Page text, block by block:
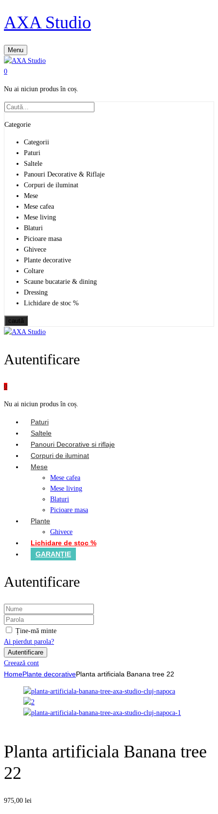
AXA Studio
Menu
0
Nu ai niciun produs în coș.
Categorie
Categorii
Paturi
Saltele
Panouri Decorative & Riflaje
Corpuri de iluminat
Mese
Mese cafea
Mese living
Blaturi
Picioare masa
Ghivece
Plante decorative
Coltare
Scaune bucatarie & dining
Dressing
Lichidare de stoc %
caută
Autentificare
0
Nu ai niciun produs în coș.
Paturi
Saltele
Panouri Decorative si riflaje
Corpuri de iluminat
Mese
Mese cafea
Mese living
Blaturi
Picioare masa
Plante
Ghivece
Lichidare de stoc %
GARANȚIE
Autentificare
Ține-mă minte
Ai pierdut parola?
Creează cont
HomePlante decorativePlanta artificiala Banana tree 22
Planta artificiala Banana tree
22
975,00 lei